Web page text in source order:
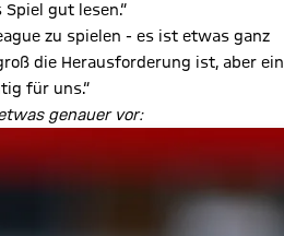
gut lesen.“
zu spielen - es ist etwas ganz
die Herausforderung ist, aber ein
für uns.“
genauer vor: